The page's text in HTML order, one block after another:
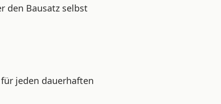
den Bausatz selbst
jeden dauerhaften